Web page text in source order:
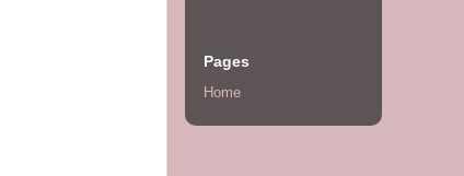
Pages
Home